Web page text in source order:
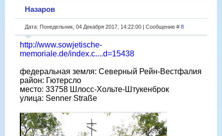
Назаров
Дата: Понедельник, 04 Декабря 2017, 14:22:00 | Сообщение # 8
http://www.sowjetische-
memoriale.de/index.c....d=15438
федеральная земля: Северный Рейн-Вестфалия
район: Гютерсло
место: 33758 Шлосс-Хольте-Штукенброк
улица: Senner Straße